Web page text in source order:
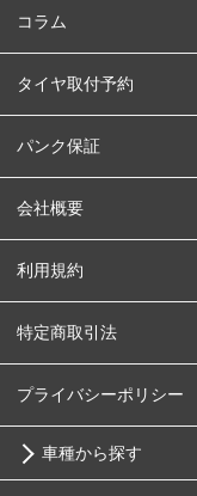
コラム
タイヤ取付予約
パンク保証
会社概要
利用規約
特定商取引法
プライバシーポリシー
車種から探す